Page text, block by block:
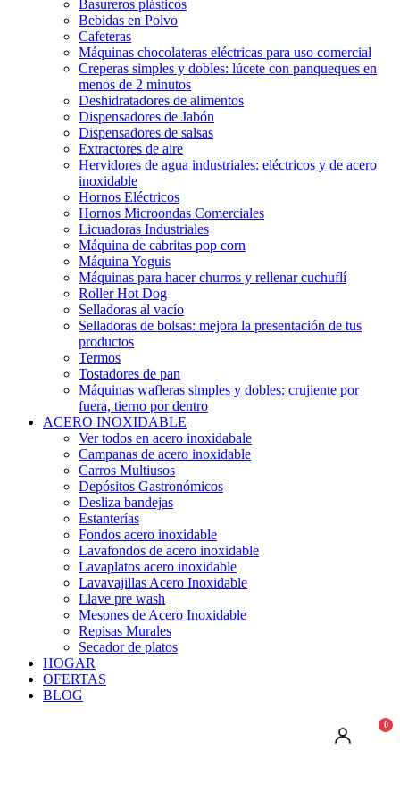
Basureros plásticos
Bebidas en Polvo
Cafeteras
Máquinas chocolateras eléctricas para uso comercial
Creperas simples y dobles: lúcete con panqueques en
menos de 2 minutos
Deshidratadores de alimentos
Dispensadores de Jabón
Dispensadores de salsas
Extractores de aire
Hervidores de agua industriales: eléctricos y de acero
inoxidable
Hornos Eléctricos
Hornos Microondas Comerciales
Licuadoras Industriales
Máquina de cabritas pop corn
Máquina Yoguis
Máquinas para hacer churros y rellenar cuchuflí
Roller Hot Dog
Selladoras al vacío
Selladoras de bolsas: mejora la presentación de tus
productos
Termos
Tostadores de pan
Máquinas wafleras simples y dobles: crujiente por
fuera, tierno por dentro
ACERO INOXIDABLE
Ver todos en acero inoxidabale
Campanas de acero inoxidable
Carros Multiusos
Depósitos Gastronómicos
Desliza bandejas
Estanterías
Fondos acero inoxidable
Lavafondos de acero inoxidable
Lavaplatos acero inoxidable
Lavavajillas Acero Inoxidable
Llave pre wash
Mesones de Acero Inoxidable
Repisas Murales
Secador de platos
HOGAR
OFERTAS
BLOG
0